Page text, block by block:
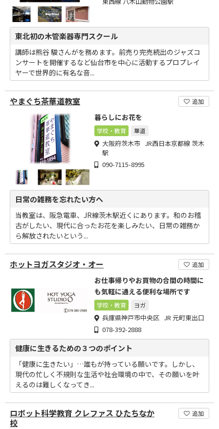
東北初の木管楽器専門スクール
講師は熊谷 駿さんがを務めます。前売り完売続出のジャズコ
ンサートを開催するなど仙台市を中心に活動するプロプレイ
ヤーで世界的に有名な音...
やまぐち茶華道教室 追加
暮らしにお花を
学校・教育 華道
大阪府茨木市 JR西日本京都線 茨木
駅
090-7115-8995
日常の雑務を忘れたい方へ
当教室は、阪急電車、JR線茨木駅近くにあります。和のお稽
古がしたい、現代に合ったお花を楽しみたい、日常の雑務か
ら解放されたいという...
ホットヨガスタジオ・オー 追加
お仕事帰りやお買物の合間の時間に
も気軽に通える便利な場所です
学校・教育 ヨガ
兵庫県神戸市中央区 JR 元町東出口
078-392-2888
健康に生きるための３つのポイント
「健康に生きたい」…誰もが持っている願いです。しかし、
現代の忙しく不規則な生活や社会環境の中で、その願いを叶
えるのは難しくなってき...
ロボット科学教育 クレファス ひたちなか
校
追加